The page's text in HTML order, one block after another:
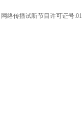
网络传播试听节目许可证号